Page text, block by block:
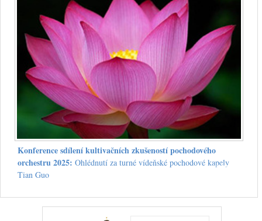
Konference sdílení kultivačních zkušeností pochodového
orchestru 2025: Ohlédnutí za turné vídeňské pochodové kapely
Tian Guo